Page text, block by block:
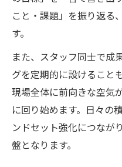
こと・課題」を振り返る
す。
また、スタッフ同士で成
グを定期的に設けること
現場全体に前向きな空気
に回り始めます。日々の
ンドセット強化につなが
盤となります。